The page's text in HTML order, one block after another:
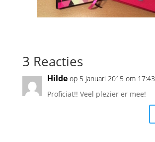
3 Reacties
Hilde op 5 januari 2015 om 17:43
Proficiat!! Veel plezier er mee!